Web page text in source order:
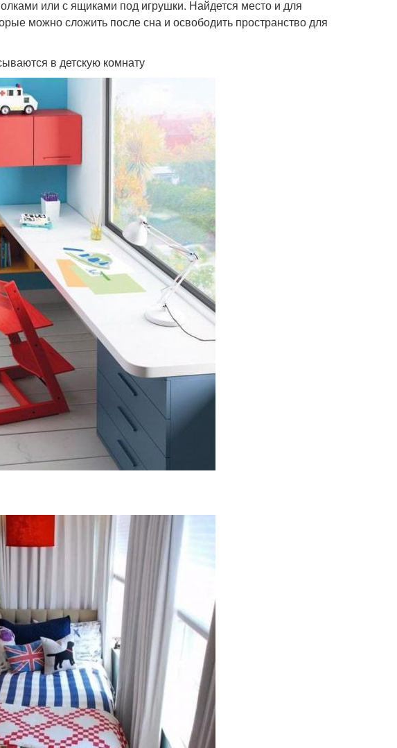
или с ящиками под игрушки. Найдется место и для
можно сложить после сна и освободить пространство для
в детскую комнату